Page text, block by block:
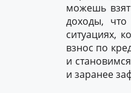
можешь
доходы,
ситуациях,
взнос по
и
и заранее